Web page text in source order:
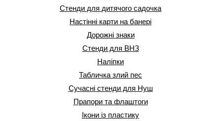
Стенди для дитячого садочка
Настінні карти на банері
Дорожні знаки
Стенди для ВНЗ
Наліпки
Табличка злий пес
Сучасні стенди для Нуш
Прапори та флаштоги
Ікони із пластику